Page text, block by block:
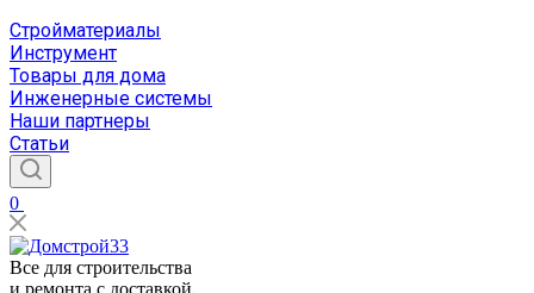
Стройматериалы
Инструмент
Товары для дома
Инженерные системы
Наши партнеры
Статьи
0
Все для строительства
и ремонта с доставкой.